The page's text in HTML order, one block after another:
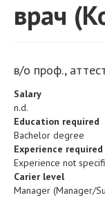
врач
в/о проф.,
Salary
n.d.
Education required
Bachelor degree
Experience required
Experience not
Carier level
Manager (Manager/